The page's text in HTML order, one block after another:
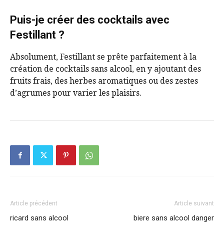
Puis-je créer des cocktails avec
Festillant ?
Absolument, Festillant se prête parfaitement à la
création de cocktails sans alcool, en y ajoutant des
fruits frais, des herbes aromatiques ou des zestes
d’agrumes pour varier les plaisirs.
Article précédent
ricard sans alcool
Article suivant
biere sans alcool danger